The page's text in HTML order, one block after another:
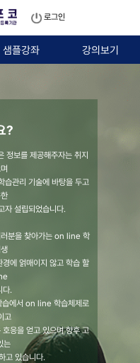
로그인
샘플강좌 강의보기
?
정보를 제공해주자는 취지
습관리 기술에 바탕을 두고
자 설립되었습니다.
러분을 찾아가는 on line 학
에 얽매이지 않고 학습 할
다.
에서 on line 학습체제로
고
응을 얻고 있으며 향후 고
는
고 있습니다.